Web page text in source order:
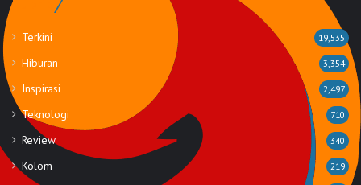
Rubrik
Terkini 19,535
Hiburan 3,354
Inspirasi 2,497
Teknologi 710
Review 340
Kolom 219